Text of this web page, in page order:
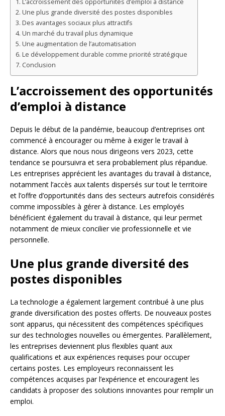
L’accroissement des opportunités d’emploi à distance
Une plus grande diversité des postes disponibles
Des avantages sociaux plus attractifs
Un marché du travail plus dynamique
Une augmentation de l’automatisation
Le développement durable comme priorité stratégique
Conclusion
L’accroissement des opportunités
d’emploi à distance
Depuis le début de la pandémie, beaucoup d’entreprises ont
commencé à encourager ou même à exiger le travail à
distance. Alors que nous nous dirigeons vers 2023, cette
tendance se poursuivra et sera probablement plus répandue.
Les entreprises apprécient les avantages du travail à distance,
notamment l’accès aux talents dispersés sur tout le territoire
et l’offre d’opportunités dans des secteurs autrefois considérés
comme impossibles à gérer à distance. Les employés
bénéficient également du travail à distance, qui leur permet
notamment de mieux concilier vie professionnelle et vie
personnelle.
Une plus grande diversité des
postes disponibles
La technologie a également largement contribué à une plus
grande diversification des postes offerts. De nouveaux postes
sont apparus, qui nécessitent des compétences spécifiques
sur des technologies nouvelles ou émergentes. Parallèlement,
les entreprises deviennent plus flexibles quant aux
qualifications et aux expériences requises pour occuper
certains postes. Les employeurs reconnaissent les
compétences acquises par l’expérience et encouragent les
candidats à proposer des solutions innovantes pour remplir un
emploi.